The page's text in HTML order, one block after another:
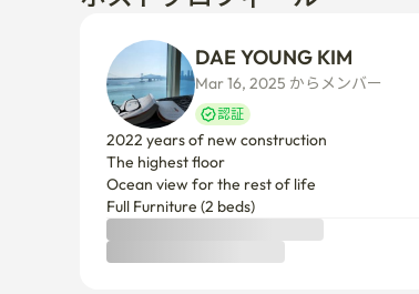
DAE YOUNG KIM
Mar 16, 2025 からメンバー
認証
2022 years of new construction
The highest floor
Ocean view for the rest of life
Full Furniture (2 beds)